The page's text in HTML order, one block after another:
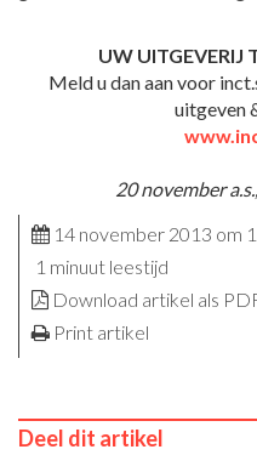
UW UITGEVERIJ
Meld u dan aan voor
uitgeven
20 november
14 november 2013 om
1 minuut leestijd
Download artikel als
Print artikel
Deel dit artikel